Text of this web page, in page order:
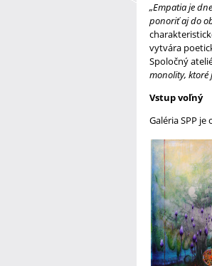
„Empatia je
ponoriť aj do
vytvára
Spoločný
monolity,
Vstup voľný
Galéria SPP